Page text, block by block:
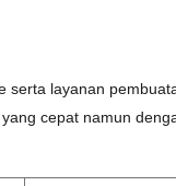
layanan
cepat namun